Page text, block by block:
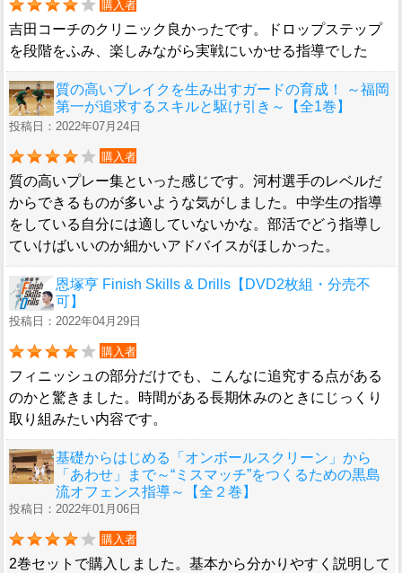
購入者
吉田コーチのクリニック良かったです。ドロップステップ
を段階をふみ、楽しみながら実戦にいかせる指導でした
質の高いブレイクを生み出すガードの育成！ ～福岡
第一が追求するスキルと駆け引き～【全1巻】
投稿日：2022年07月24日
購入者
質の高いプレー集といった感じです。河村選手のレベルだ
からできるものが多いような気がしました。中学生の指導
をしている自分には適していないかな。部活でどう指導し
ていけばいいのか細かいアドバイスがほしかった。
恩塚亨 Finish Skills & Drills【DVD2枚組・分売不
可】
投稿日：2022年04月29日
購入者
フィニッシュの部分だけでも、こんなに追究する点がある
のかと驚きました。時間がある長期休みのときにじっくり
取り組みたい内容です。
基礎からはじめる「オンボールスクリーン」から
「あわせ」まで～“ミスマッチ”をつくるための黒島
流オフェンス指導～【全２巻】
投稿日：2022年01月06日
購入者
2巻セットで購入しました。基本から分かりやすく説明して